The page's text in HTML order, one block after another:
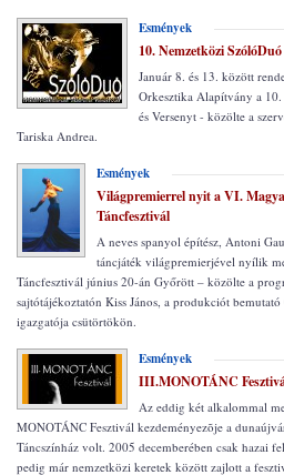
Esmények
10. Nemzetközi
Január 8. és 13. között
Orkesztika Alapítvány a
és Versenyt - közölte a
Tariska Andrea.
Esmények
Világpremierrel nyit a VI.
Táncfesztivál
A neves spanyol építész, Antoni
táncjáték világpremierjével nyílik
Táncfesztivál június 20-án Győrött – közölte a
sajtótájékoztatón Kiss János, a produkciót
igazgatója csütörtökön.
Esmények
III.MONOTÁNC
Az eddig két alkalommal
MONOTÁNC Fesztivál kezdeményezõje a
Táncszínház volt. 2005 decemberében csak hazai
pedig már nemzetközi keretek között zajlott a